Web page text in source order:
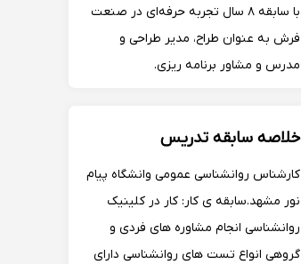
با سابقه ۸ سال تجربه حرفه‌ای در صنعت
فرش به عنوان طراح، مدیر طراحی و
مدرس و مشاور برنامه ریزی.
خلاصه سابقه تدریس
کارشناس روانشناسی عمومی وانشگاه پیام
نور مشهد.سابقه ی کار: کار در کلینیک
روانشناسی انجام مشاوره های فردی و
گروهی انواع تست های روانشناسی دارای